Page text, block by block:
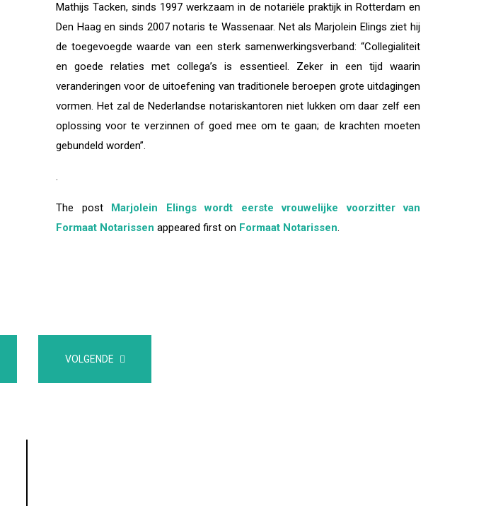
Mathijs Tacken, sinds 1997 werkzaam in de notariële praktijk in Rotterdam en
Den Haag en sinds 2007 notaris te Wassenaar. Net als Marjolein Elings ziet hij
de toegevoegde waarde van een sterk samenwerkingsverband: “Collegialiteit
en goede relaties met collega’s is essentieel. Zeker in een tijd waarin
veranderingen voor de uitoefening van traditionele beroepen grote uitdagingen
vormen. Het zal de Nederlandse notariskantoren niet lukken om daar zelf een
oplossing voor te verzinnen of goed mee om te gaan; de krachten moeten
gebundeld worden”.
.
The post Marjolein Elings wordt eerste vrouwelijke voorzitter van
Formaat Notarissen appeared first on Formaat Notarissen.
VOLGENDE